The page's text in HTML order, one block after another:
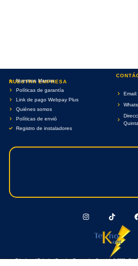
NUESTRA EMPRESA
Nuestras Marcas
Políticas de garantía
Link de pago Webpay Plus
Quiénes somos
Políticas de envió
Registro de instaladores
Teknokont.cl Todos Los Derechos Reservados. Copyright © 2026 -